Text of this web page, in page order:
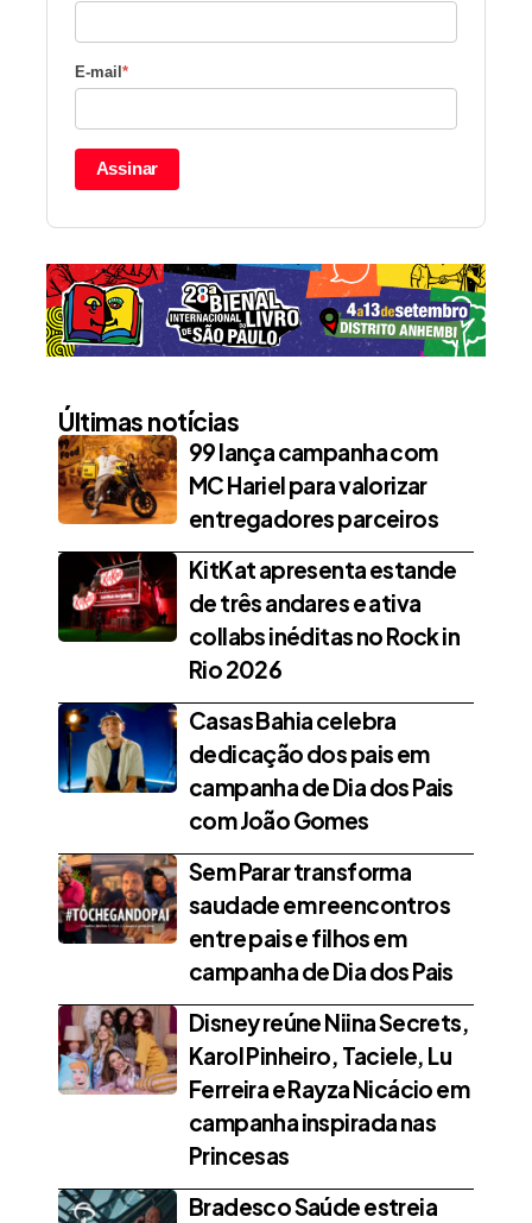
E-mail *
Assinar
Últimas notícias
99 lança campanha com
MC Hariel para valorizar
entregadores parceiros
KitKat apresenta estande
de três andares e ativa
collabs inéditas no Rock in
Rio 2026
Casas Bahia celebra
dedicação dos pais em
campanha de Dia dos Pais
com João Gomes
Sem Parar transforma
saudade em reencontros
entre pais e filhos em
campanha de Dia dos Pais
Disney reúne Niina Secrets,
Karol Pinheiro, Taciele, Lu
Ferreira e Rayza Nicácio em
campanha inspirada nas
Princesas
Bradesco Saúde estreia